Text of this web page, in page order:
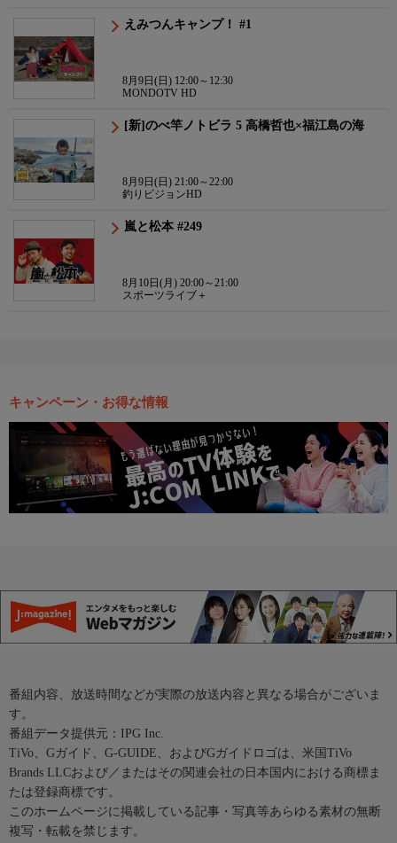
えみつんキャンプ！ #1
8月9日(日) 12:00～12:30
MONDOTV HD
[新]のべ竿ノトビラ 5 高橋哲也×福江島の海
8月9日(日) 21:00～22:00
釣りビジョンHD
嵐と松本 #249
8月10日(月) 20:00～21:00
スポーツライブ＋
キャンペーン・お得な情報
番組内容、放送時間などが実際の放送内容と異なる場合がございま
す。
番組データ提供元：IPG Inc.
TiVo、Gガイド、G-GUIDE、およびGガイドロゴは、米国TiVo
Brands LLCおよび／またはその関連会社の日本国内における商標ま
たは登録商標です。
このホームページに掲載している記事・写真等あらゆる素材の無断
複写・転載を禁じます。